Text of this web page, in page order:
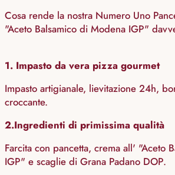
Cosa rende la nostra Numero Uno
"Aceto Balsamico di Modena IGP"
1. Impasto da vera pizza gourmet
Impasto artigianale, lievitazione 24h,
croccante.
2.Ingredienti di primissima qualità
Farcita con pancetta, crema all' "Aceto
IGP" e scaglie di Grana Padano DOP.